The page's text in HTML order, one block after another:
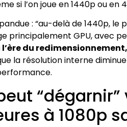
si l’on joue en 1440p ou en
: “au-delà de 1440p, le
principalement GPU, avec
l’ère du
la résolution interne
à 1080p